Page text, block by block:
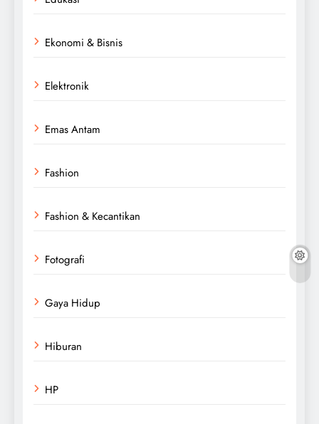
Ekonomi & Bisnis
Elektronik
Emas Antam
Fashion
Fashion & Kecantikan
Fotografi
Gaya Hidup
Hiburan
HP